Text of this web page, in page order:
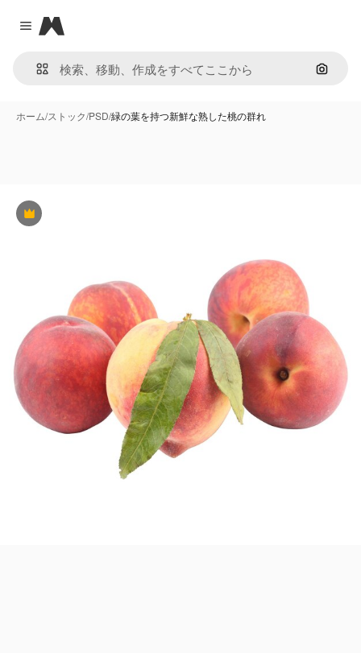
Close menu
Magnific
画像で
ホーム/ストック/PSD/緑の葉を持つ新鮮な熟した桃の群れ
Premium